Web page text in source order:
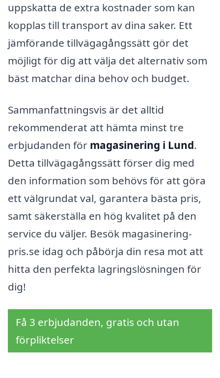
uppskatta de extra kostnader som kan
kopplas till transport av dina saker. Ett
jämförande tillvägagångssätt gör det
möjligt för dig att välja det alternativ som
bäst matchar dina behov och budget.
Sammanfattningsvis är det alltid
rekommenderat att hämta minst tre
erbjudanden för magasinering i Lund.
Detta tillvägagångssätt förser dig med
den information som behövs för att göra
ett välgrundat val, garantera bästa pris,
samt säkerställa en hög kvalitet på den
service du väljer. Besök magasinering-
pris.se idag och påbörja din resa mot att
hitta den perfekta lagringslösningen för
dig!
Få 3 erbjudanden, gratis och utan
förpliktelser